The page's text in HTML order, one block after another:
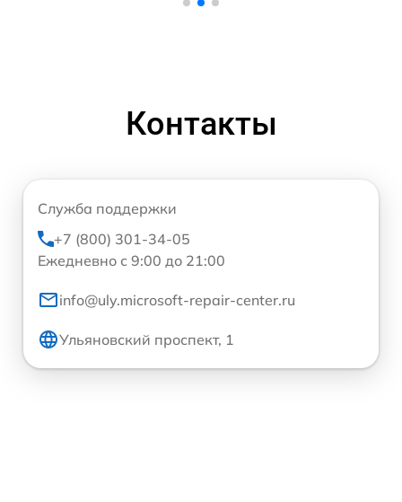
Контакты
Служба поддержки
+7 (800) 301-34-05
Ежедневно с 9:00 до 21:00
info@uly.microsoft-repair-center.ru
Ульяновский проспект, 1